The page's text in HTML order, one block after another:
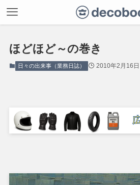
ほどほど～の巻き
日々の出来事（業務日誌） 2010年2月16日